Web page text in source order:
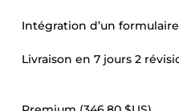
Intégration d’un
Livraison en 7 jours 2